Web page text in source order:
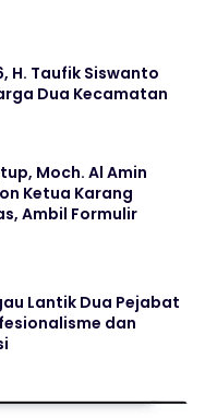
H. Taufik Siswanto
Dua Kecamatan
Moch. Al Amin
Ketua Karang
Ambil Formulir
Lantik Dua Pejabat
dan